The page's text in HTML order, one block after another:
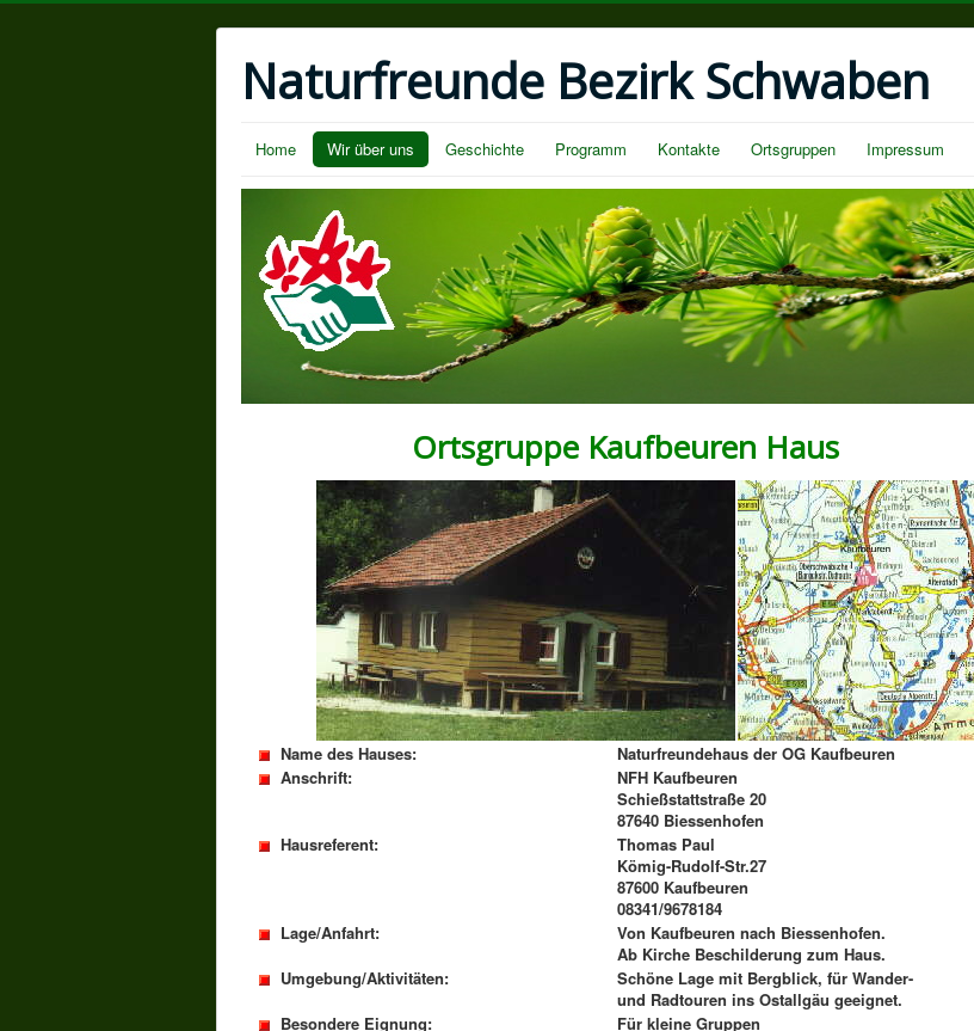
Naturfreunde Bezirk Schwaben
Home Wir über uns Geschichte Programm Kontakte Ortsgruppen Impressum
Ortsgruppe Kaufbeuren Haus
Name des Hauses:
Naturfreundehaus der OG Kaufbeuren
Anschrift:
NFH Kaufbeuren
Schießstattstraße 20
87640 Biessenhofen
Hausreferent:
Thomas Paul
Kömig-Rudolf-Str.27
87600 Kaufbeuren
08341/9678184
Lage/Anfahrt:
Von Kaufbeuren nach Biessenhofen.
Ab Kirche Beschilderung zum Haus.
Umgebung/Aktivitäten:
Schöne Lage mit Bergblick, für Wander-
und Radtouren ins Ostallgäu geeignet.
Besondere Eignung:
Für kleine Gruppen